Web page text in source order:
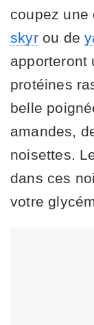
coupez
skyrou de
apporteront
protéines
belle
amandes,
noisettes.
dans ces
votre